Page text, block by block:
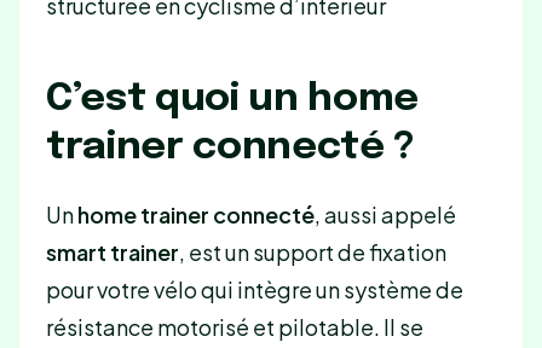
C’est quoi un home
trainer connecté ?
Unhome trainer connecté, aussi appelé
smart trainer , est un support de fixation
pour votre vélo qui intègre un système de
résistance motorisé et pilotable. Il se